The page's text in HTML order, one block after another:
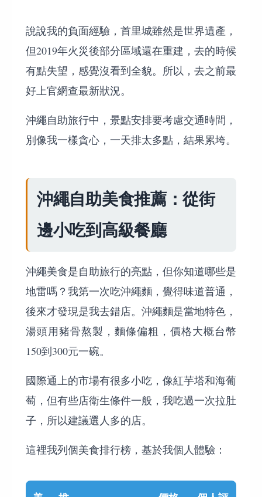
說說我的負面經驗，首里城雖然是世界遺產，
但2019年火災後部分區域還在重建，去的時候
有點失望，感覺沒看到全貌。所以，去之前最
好上官網查最新狀況。
沖繩自助旅行中，景點安排要考慮交通時間，
別像我一樣貪心，一天排太多點，結果累垮。
沖繩自助美食推薦：從街
邊小吃到高級餐廳
沖繩美食是自助旅行的亮點，但你知道哪些是
地雷嗎？我第一次吃沖繩麵，覺得味道普通，
後來才發現是我去錯店。沖繩麵是當地特色，
湯頭用豬骨熬製，麵條偏粗，價格大概台幣
150到300元一碗。
國際通上的市場有很多小吃，像紅芋塔和海葡
萄，但有些店衛生條件一般，我吃過一次拉肚
子，所以建議選人多的店。
這裡我列個美食排行榜，基於我個人體驗：